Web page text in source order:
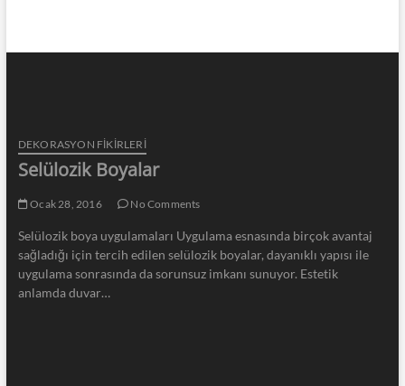
DEKORASYON FİKİRLERİ
Selülozik Boyalar
Ocak 28, 2016 No Comments
Selülozik boya uygulamaları Uygulama esnasında birçok avantaj
sağladığı için tercih edilen selülozik boyalar, dayanıklı yapısı ile
uygulama sonrasında da sorunsuz imkanı sunuyor. Estetik
anlamda duvar…